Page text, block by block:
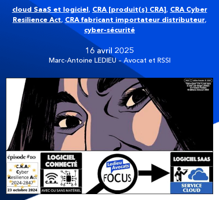
16 avril 2025
Marc-Antoine LEDIEU – Avocat et RSSI
cloud SaaS et logiciel, CRA [produit(s) CRA], CRA Cyber
Resilience Act, CRA fabricant importateur distributeur,
cyber-sécurité